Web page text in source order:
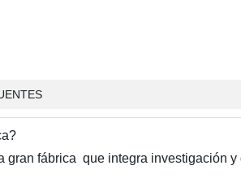
fábrica que integra investigación y